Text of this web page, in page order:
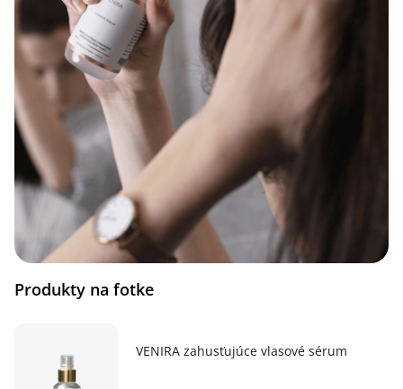
Produkty na fotke
VENIRA zahusťujúce vlasové sérum